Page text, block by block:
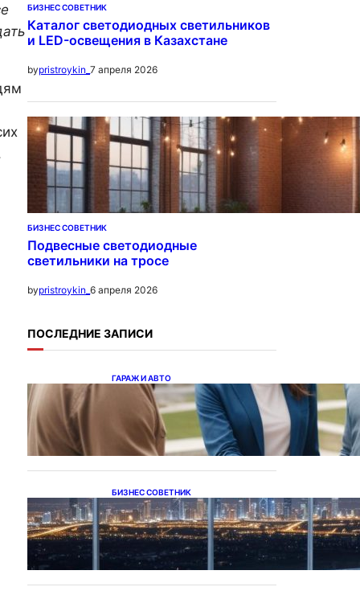
БИЗНЕС СОВЕТНИК
Каталог светодиодных светильников
и LED-освещения в Казахстане
bypristroykin_ 7 апреля 2026
БИЗНЕС СОВЕТНИК
Подвесные светодиодные
светильники на тросе
bypristroykin_ 6 апреля 2026
ПОСЛЕДНИЕ ЗАПИСИ
ГАРАЖ И АВТО
Ипотека на новостройки
при оформлении
напрямую у застройщика
БИЗНЕС СОВЕТНИК
Каталог светодиодных
светильников и LED-
освещения в Казахстане